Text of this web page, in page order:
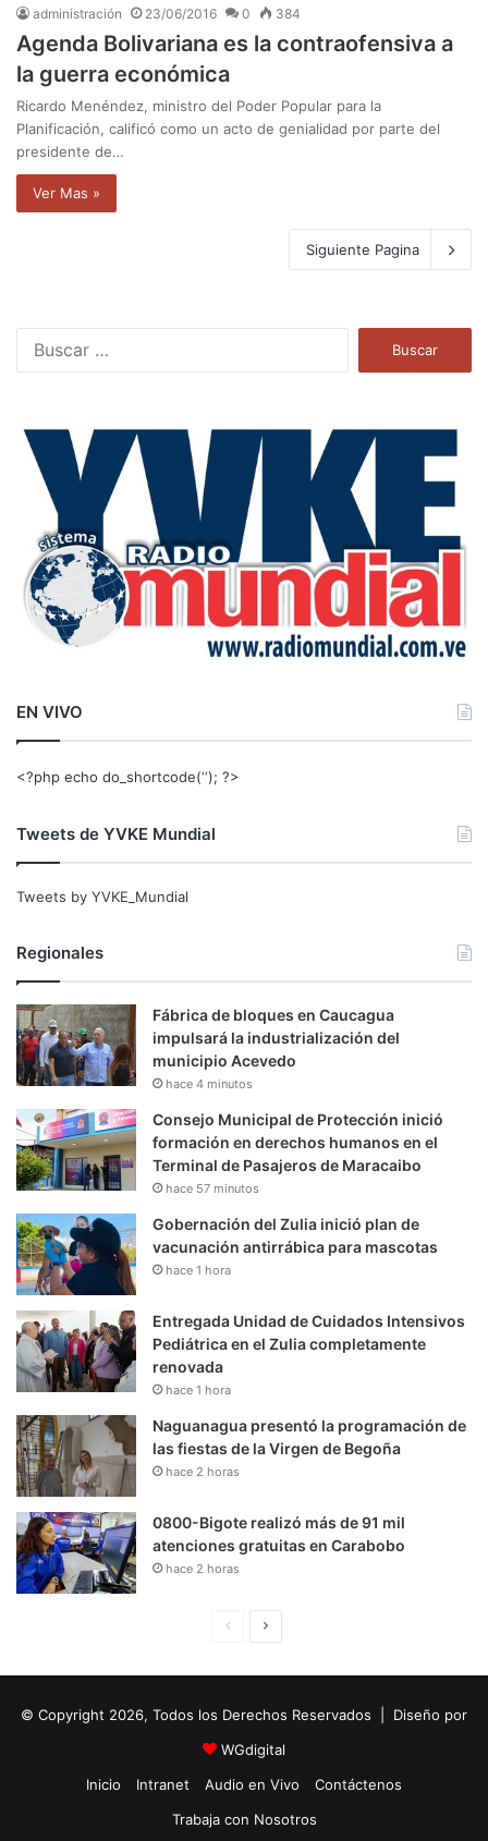
administración 23/06/2016 0 384
Agenda Bolivariana es la contraofensiva a
la guerra económica
Ricardo Menéndez, ministro del Poder Popular para la
Planificación, calificó como un acto de genialidad por parte del
presidente de…
Ver Mas »
Siguiente Pagina
a
EN VIVO
<?php echo do_shortcode(‘‘); ?>
Tweets de YVKE Mundial
Tweets by YVKE_Mundial
Regionales
Fábrica de bloques en Caucagua
impulsará la industrialización del
municipio Acevedo
hace 4 minutos
Consejo Municipal de Protección inició
formación en derechos humanos en el
Terminal de Pasajeros de Maracaibo
hace 57 minutos
Gobernación del Zulia inició plan de
vacunación antirrábica para mascotas
hace 1 hora
Entregada Unidad de Cuidados Intensivos
Pediátrica en el Zulia completamente
renovada
hace 1 hora
Naguanagua presentó la programación de
las fiestas de la Virgen de Begoña
hace 2 horas
0800-Bigote realizó más de 91 mil
atenciones gratuitas en Carabobo
hace 2 horas
i
n
a
u
i
e
© Copyright 2026, Todos los Derechos Reservados | Diseño por
WGdigital
Inicio
Intranet Audio en Vivo
Contáctenos
Trabaja con Nosotros